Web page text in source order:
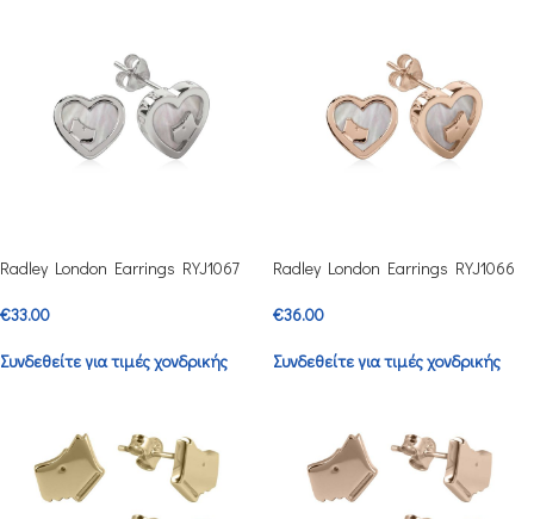
Radley London Earrings RYJ1067
€33.00
Συνδεθείτε για τιμές χονδρικής
Radley London Earrings RYJ1066
€36.00
Συνδεθείτε για τιμές χονδρικής